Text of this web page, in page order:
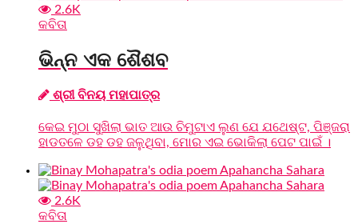
2.6K
କବିତା
ଭିନ୍ନ ଏକ ଶୈଶବ
ଶ୍ରୀ ବିନୟ ମହାପାତ୍ର
କେଇ ମୁଠା ସୁଖିଲା ଭାତ ଆଉ ଚିମୁଟାଏ ଲୁଣ ଯେ ଯଥେଷ୍ଟ, ପିଞ୍ଜରା
ହାଡତଳେ ଡହ ଡହ ଜଳୁଥିବା, ମୋର ଏଇ ଭୋକିଲା ପେଟ ପାଇଁ ।
2.6K
କବିତା